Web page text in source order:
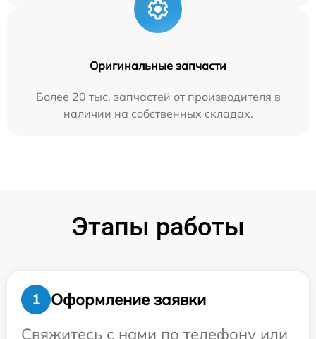
Оригинальные запчасти
Более 20 тыс. запчастей от производителя в
наличии на собственных складах.
Этапы работы
1
Оформление заявки
Свяжитесь с нами по телефону или